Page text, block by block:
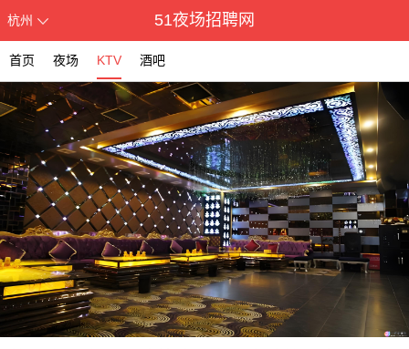
杭州 51夜场招聘网
首页 夜场 KTV 酒吧